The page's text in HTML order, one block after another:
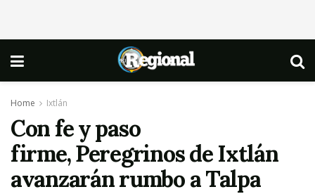
Home Ixtlán
Con fe y paso
firme, Peregrinos de Ixtlán
avanzarán rumbo a Talpa